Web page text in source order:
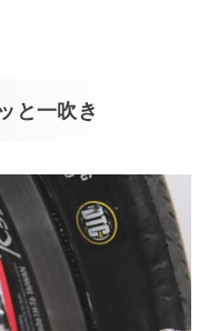
と一吹き